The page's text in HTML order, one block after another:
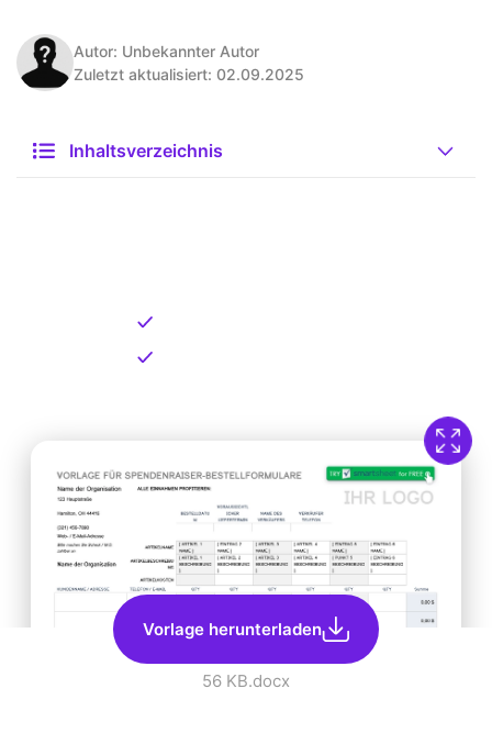
Autor: Unbekannter Autor
Zuletzt aktualisiert: 02.09.2025
Inhaltsverzeichnis
Vorlage herunterladen
56 KB.docx